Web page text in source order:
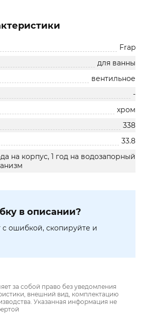
Frap
для ванны
вентильное
-
хром
338
33.8
на корпус, 1 год на водозапорный
в описании?
с ошибкой, скопируйте и
за собой право без уведомления
внешний вид, комплектацию
Указанная информация не